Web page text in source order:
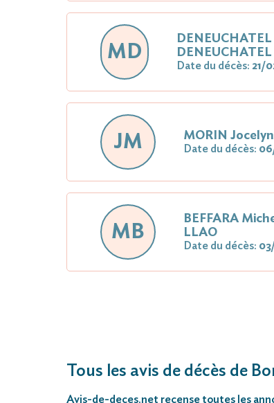
MD
DENEUCHATEL
Date du décès: 21/
JM MORIN
Date du décès:
MB
BEFFARA
LLAO
Date du décès:
Tous les avis de décès de
Avis-de-deces.net recense toutes les